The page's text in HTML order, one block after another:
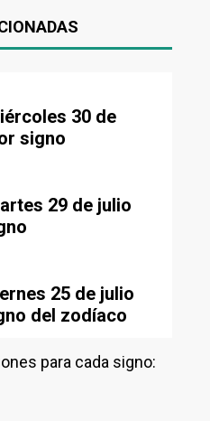
30 de
signo
29 de julio
25 de julio
del zodíaco
para cada signo: